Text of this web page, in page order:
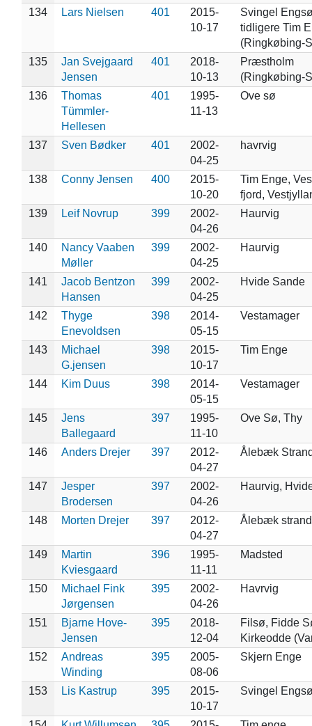
134 Lars Nielsen 401
2015-
10-17
Svingel
tidligere Tim
(Ringkøbing-
135
Jan Svejgaard
Jensen
401
2018-
10-13
Præstholm
(Ringkøbing-
136
Thomas
Tümmler-
Hellesen
401
1995-
11-13
Ove sø
137 Sven Bødker 401
2002-
04-25
havrvig
138 Conny Jensen 400
2015-
10-20
Tim Enge,
fjord,
139
Leif Novrup 399
2002-
04-26
Haurvig
140
Nancy Vaaben
Møller
399
2002-
04-25
Haurvig
141
Jacob Bentzon
Hansen
399
2002-
04-25
Hvide Sande
142
Thyge
Enevoldsen
398
2014-
05-15
Vestamager
143
Michael
G.jensen
398
2015-
10-17
Tim Enge
144 Kim Duus 398
2014-
05-15
Vestamager
145
Jens
Ballegaard
397
1995-
11-10
Ove Sø, Thy
146 Anders Drejer 397
2012-
04-27
Ålebæk
147
Jesper
Brodersen
397
2002-
04-26
Haurvig,
148 Morten Drejer 397
2012-
04-27
Ålebæk
149
Martin
Kviesgaard
396
1995-
11-11
Madsted
150
Michael Fink
Jørgensen
395
2002-
04-26
Havrvig
151
Bjarne Hove-
Jensen
395
2018-
12-04
Filsø, Fidde
Kirkeodde
152
Andreas
Winding
395
2005-
08-06
Skjern Enge
153 Lis Kastrup 395
2015-
10-17
Svingel